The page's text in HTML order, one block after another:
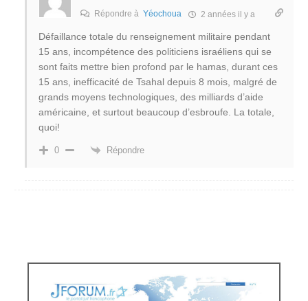
Répondre à Yéochoua 2 années il y a
Défaillance totale du renseignement militaire pendant
15 ans, incompétence des politiciens israéliens qui se
sont faits mettre bien profond par le hamas, durant ces
15 ans, inefficacité de Tsahal depuis 8 mois, malgré de
grands moyens technologiques, des milliards d’aide
américaine, et surtout beaucoup d’esbroufe. La totale,
quoi!
0 Répondre